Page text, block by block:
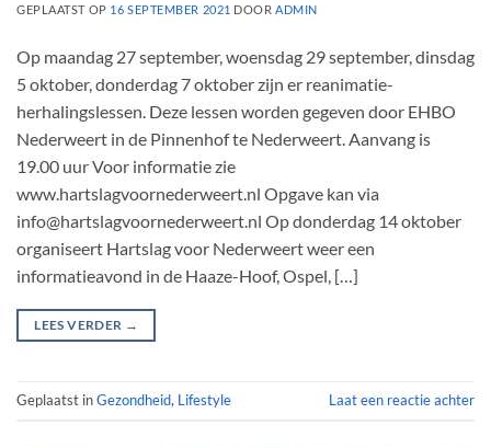
GEPLAATST OP 16 SEPTEMBER 2021 DOORADMIN
Op maandag 27 september, woensdag 29 september, dinsdag
5 oktober, donderdag 7 oktober zijn er reanimatie-
herhalingslessen. Deze lessen worden gegeven door EHBO
Nederweert in de Pinnenhof te Nederweert. Aanvang is
19.00 uur Voor informatie zie
www.hartslagvoornederweert.nl Opgave kan via
info@hartslagvoornederweert.nl Op donderdag 14 oktober
organiseert Hartslag voor Nederweert weer een
informatieavond in de Haaze-Hoof, Ospel, […]
LEES VERDER →
Geplaatst inGezondheid, Lifestyle Laat een reactie achter